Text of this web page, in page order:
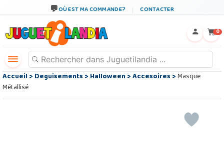
OÙ EST MA COMMANDE? CONTACTER
0
Accueil>Deguisements>Halloween>Accesoires>Masque
Métallisé